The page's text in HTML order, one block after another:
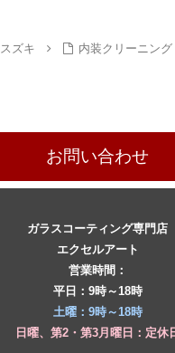
スズキ
内装クリーニン
お問い合わせ
ガラスコーティング専門店
エクセルアート
営業時間：
平日：9時～18時
土曜：9時～18時
日曜、第2・第3月曜日：定休